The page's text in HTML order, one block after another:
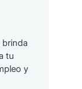
tu
y